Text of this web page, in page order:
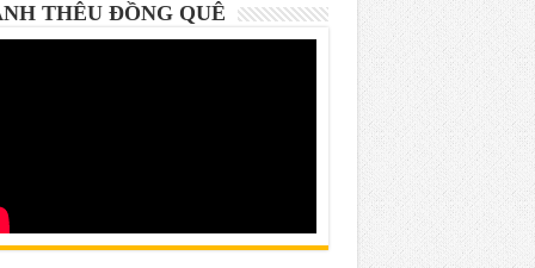
THÊU ĐỒNG QUÊ